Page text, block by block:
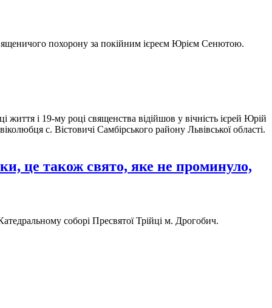
похорону за покійним ієреєм Юрієм Сенютою.
і 19-му році священства відійшов у вічність ієрей Юрій
с. Вістовичі Самбірського району Львівської області.
це також свято, яке не проминуло,
соборі Пресвятої Трійці м. Дрогобич.